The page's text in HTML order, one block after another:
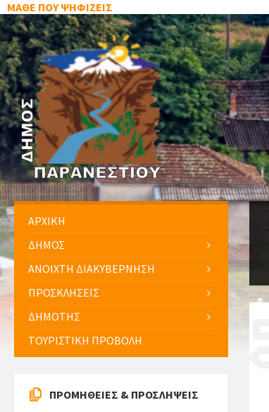
ΜΑΘΕ ΠΟΥ ΨΗΦΙΖΕΙΣ
ΑΡΧΙΚΗ
ΔΗΜΟΣ
ΑΝΟΙΧΤΗ ΔΙΑΚΥΒΕΡΝΗΣΗ
ΠΡΟΣΚΛΗΣΕΙΣ
ΔΗΜΟΤΗΣ
ΤΟΥΡΙΣΤΙΚΗ ΠΡΟΒΟΛΗ
ΠΡΟΜΗΘΕΙΕΣ & ΠΡΟΣΛΗΨΕΙΣ